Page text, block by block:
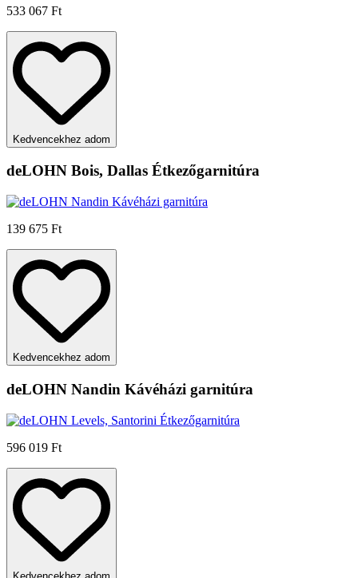
533 067 Ft
Kedvencekhez adom
deLOHN Bois, Dallas Étkezőgarnitúra
139 675 Ft
Kedvencekhez adom
deLOHN Nandin Kávéházi garnitúra
596 019 Ft